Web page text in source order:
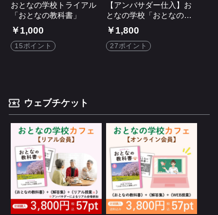
おとなの学校トライアル
「おとなの教科書」
￥1,000
15ポイント
【アンバサダー仕入】お
となの学校「おとなの教
科書」
￥1,800
27ポイント
ウェブチケット